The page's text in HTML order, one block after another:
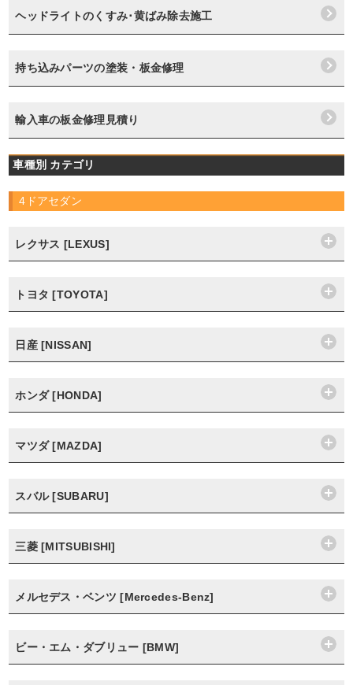
ヘッドライトのくすみ･黄ばみ除去施工
持ち込みパーツの塗装・板金修理
輸入車の板金修理見積り
車種別 カテゴリ
4ドアセダン
レクサス [LEXUS]
トヨタ [TOYOTA]
日産 [NISSAN]
ホンダ [HONDA]
マツダ [MAZDA]
スバル [SUBARU]
三菱 [MITSUBISHI]
メルセデス・ベンツ [Mercedes-Benz]
ビー・エム・ダブリュー [BMW]